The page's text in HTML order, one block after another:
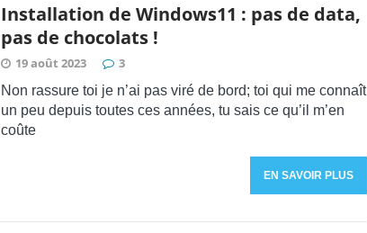
Installation de Windows11 : pas de data,
pas de chocolats !
19 août 2023 3
Non rassure toi je n’ai pas viré de bord; toi qui me connaît
un peu depuis toutes ces années, tu sais ce qu’il m’en
coûte
EN SAVOIR PLUS